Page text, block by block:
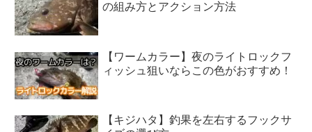
の組み方とアクション方法
【ワームカラー】夜のライトロックフ
ィッシュ狙いならこの色がおすすめ！
【キジハタ】釣果を左右するフックサ